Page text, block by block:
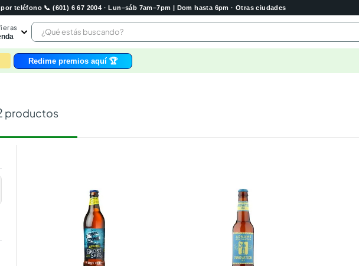
teléfono 📞 (601) 6 67 2004 · Lun–sáb 7am–7pm | Dom hasta 6pm · Otras ciudades
¿Qué estás buscando?
leche
carne
Redime premios aquí 🏆
productos